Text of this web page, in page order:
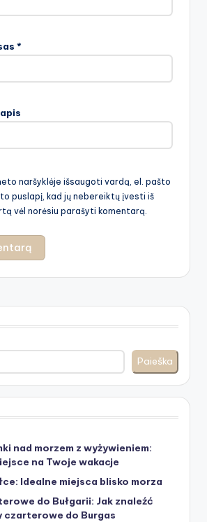
*
naršyklėje išsaugoti vardą, el. pašto
puslapį, kad jų nebereiktų įvesti iš
vėl norėsiu parašyti komentarą.
Paieška
nad morzem z wyżywieniem:
na Twoje wakacje
Idealne miejsca blisko morza
do Bułgarii: Jak znaleźć
czarterowe do Burgas